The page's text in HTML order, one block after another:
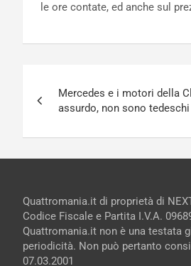
le ore contate, ed anche sul
articoli
Mercedes e i motori della
assurdo, non sono tedeschi
Quattromania.it di proprietà di
Codice Fiscale e Partita I.V.A.
Quattromania.it non è una testata
periodicità. Non può pertanto
07.03.2001